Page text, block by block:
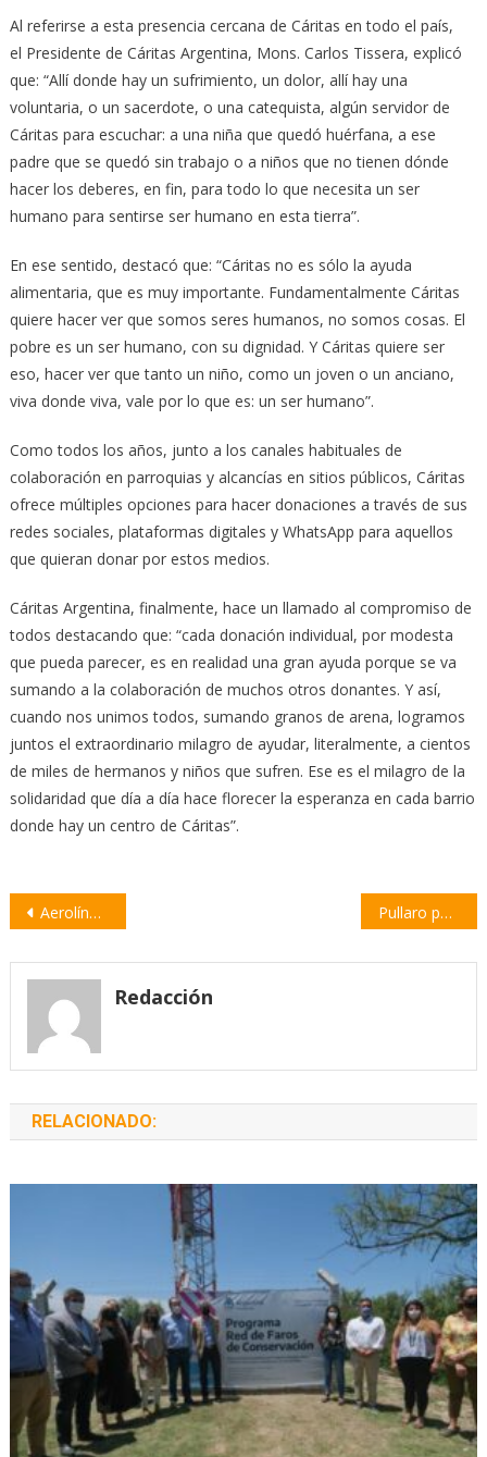
Al referirse a esta presencia cercana de Cáritas en todo el país,
el Presidente de Cáritas Argentina, Mons. Carlos Tissera, explicó
que: “Allí donde hay un sufrimiento, un dolor, allí hay una
voluntaria, o un sacerdote, o una catequista, algún servidor de
Cáritas para escuchar: a una niña que quedó huérfana, a ese
padre que se quedó sin trabajo o a niños que no tienen dónde
hacer los deberes, en fin, para todo lo que necesita un ser
humano para sentirse ser humano en esta tierra”.
En ese sentido, destacó que: “Cáritas no es sólo la ayuda
alimentaria, que es muy importante. Fundamentalmente Cáritas
quiere hacer ver que somos seres humanos, no somos cosas. El
pobre es un ser humano, con su dignidad. Y Cáritas quiere ser
eso, hacer ver que tanto un niño, como un joven o un anciano,
viva donde viva, vale por lo que es: un ser humano”.
Como todos los años, junto a los canales habituales de
colaboración en parroquias y alcancías en sitios públicos, Cáritas
ofrece múltiples opciones para hacer donaciones a través de sus
redes sociales, plataformas digitales y WhatsApp para aquellos
que quieran donar por estos medios.
Cáritas Argentina, finalmente, hace un llamado al compromiso de
todos destacando que: “cada donación individual, por modesta
que pueda parecer, es en realidad una gran ayuda porque se va
sumando a la colaboración de muchos otros donantes. Y así,
cuando nos unimos todos, sumando granos de arena, logramos
juntos el extraordinario milagro de ayudar, literalmente, a cientos
de miles de hermanos y niños que sufren. Ese es el milagro de la
solidaridad que día a día hace florecer la esperanza en cada barrio
donde hay un centro de Cáritas”.
Navegación
entradas
Aerolíneas lanzó promos en 12 cuotas para viajar a destinos imperdibles Pullaro participó en el lanzamiento de la nueva etapa del CEPS en Villa Constitución
Redacción
RELACIONADO: